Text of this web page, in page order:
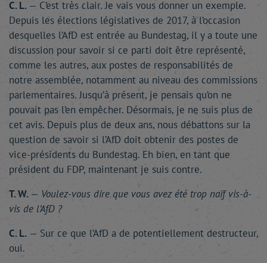
C. L. — C’est très clair. Je vais vous donner un exemple.
Depuis les élections législatives de 2017, à l’occasion
desquelles l’AfD est entrée au Bundestag, il y a toute une
discussion pour savoir si ce parti doit être représenté,
comme les autres, aux postes de responsabilités de
notre assemblée, notamment au niveau des commissions
parlementaires. Jusqu’à présent, je pensais qu’on ne
pouvait pas l’en empêcher. Désormais, je ne suis plus de
cet avis. Depuis plus de deux ans, nous débattons sur la
question de savoir si l’AfD doit obtenir des postes de
vice-présidents du Bundestag. Eh bien, en tant que
président du FDP, maintenant je suis contre.
T. W. — Voulez-vous dire que vous avez été trop naïf vis-à-
vis de l’AfD ?
C. L. — Sur ce que l’AfD a de potentiellement destructeur,
oui.